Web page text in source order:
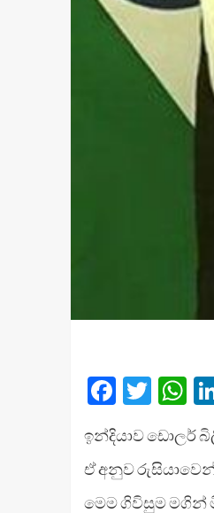
ඉන්දියාව ඩොලර්
ඒ අනුව
මෙම ගිවිසුම මගින්